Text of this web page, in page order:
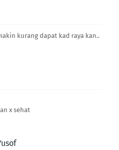
kurang dapat kad raya kan..
x sehat